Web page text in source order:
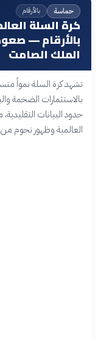
حماسة بالأرقام
كرة السلة
بالأرقام —
الملك الصامت
تشهد كرة السلة نمواً
بالاستثمارات الضخمة
العالمية وظهور نجوم